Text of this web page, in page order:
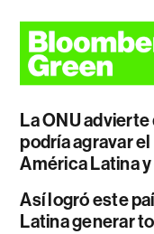
La ONU
podría agravar
América Latina
Así logró este
Latina generar